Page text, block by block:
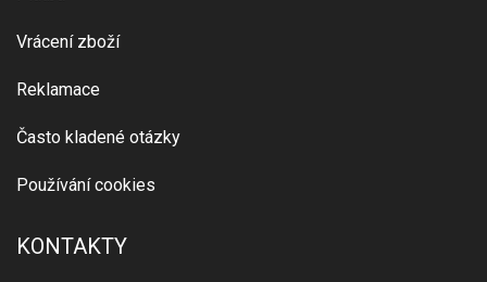
Vrácení zboží
Reklamace
Často kladené otázky
Používání cookies
KONTAKTY